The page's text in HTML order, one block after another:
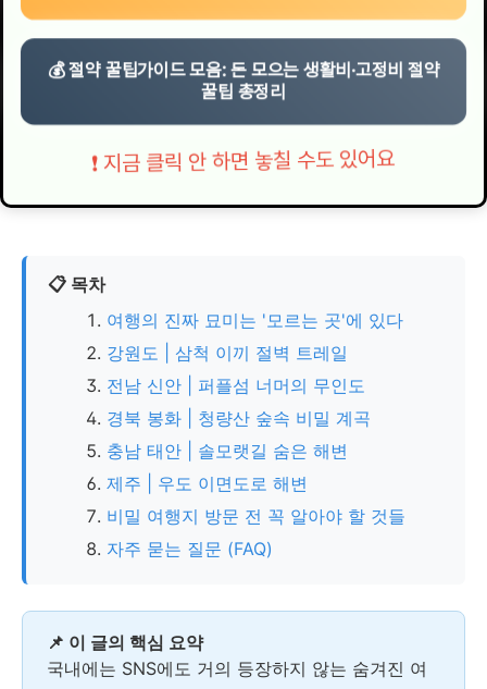
💰 절약 꿀팁가이드 모음: 돈 모으는 생활비·고정비 절약
꿀팁 총정리
❗ 지금 클릭 안 하면 놓칠 수도 있어요
📋 목차
여행의 진짜 묘미는 '모르는 곳'에 있다
강원도 | 삼척 이끼 절벽 트레일
전남 신안 | 퍼플섬 너머의 무인도
경북 봉화 | 청량산 숲속 비밀 계곡
충남 태안 | 솔모랫길 숨은 해변
제주 | 우도 이면도로 해변
비밀 여행지 방문 전 꼭 알아야 할 것들
자주 묻는 질문 (FAQ)
📌 이 글의 핵심 요약
국내에는 SNS에도 거의 등장하지 않는 숨겨진 여